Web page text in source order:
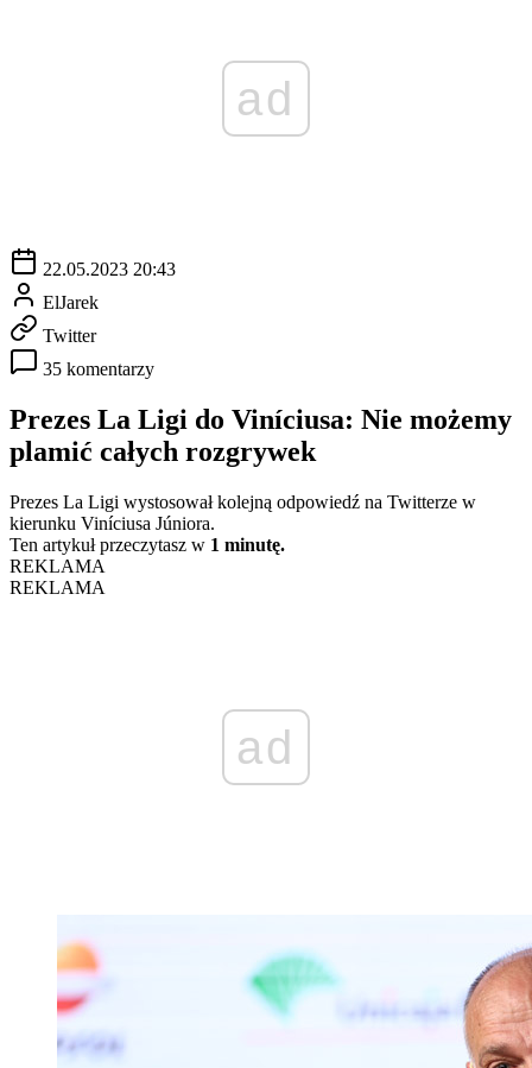
ad
22.05.2023 20:43
ElJarek
Twitter
35 komentarzy
Prezes La Ligi do Viníciusa: Nie możemy
plamić całych rozgrywek
Prezes La Ligi wystosował kolejną odpowiedź na Twitterze w
kierunku Viníciusa Júniora.
Ten artykuł przeczytasz w 1 minutę.
REKLAMA
REKLAMA
ad